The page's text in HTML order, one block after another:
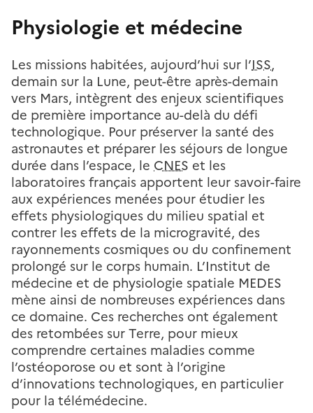
Physiologie et médecine
Les missions habitées, aujourd’hui sur l’ISS,
demain sur la Lune, peut-être après-demain
vers Mars, intègrent des enjeux scientifiques
de première importance au-delà du défi
technologique. Pour préserver la santé des
astronautes et préparer les séjours de longue
durée dans l’espace, le CNES et les
laboratoires français apportent leur savoir-faire
aux expériences menées pour étudier les
effets physiologiques du milieu spatial et
contrer les effets de la microgravité, des
rayonnements cosmiques ou du confinement
prolongé sur le corps humain. L’Institut de
médecine et de physiologie spatiale MEDES
mène ainsi de nombreuses expériences dans
ce domaine. Ces recherches ont également
des retombées sur Terre, pour mieux
comprendre certaines maladies comme
l’ostéoporose ou et sont à l’origine
d’innovations technologiques, en particulier
pour la télémédecine.